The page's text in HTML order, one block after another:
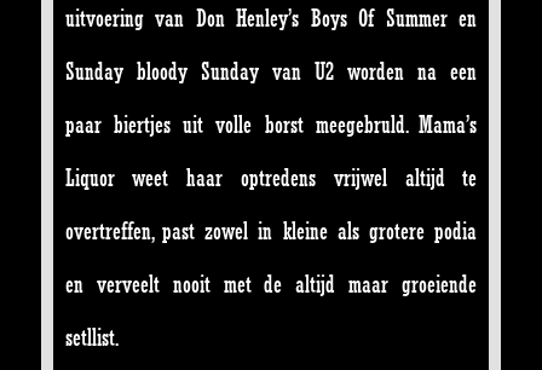
uitvoering van Don Henley’s Boys Of Summer en
Sunday bloody Sunday van U2 worden na een
paar biertjes uit volle borst meegebruld. Mama’s
Liquor weet haar optredens vrijwel altijd te
overtreffen, past zowel in kleine als grotere podia
en verveelt nooit met de altijd maar groeiende
setllist.